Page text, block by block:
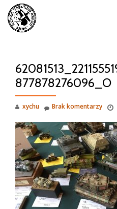
Przejdź
877878276096_O
xychu Brak komentarzy